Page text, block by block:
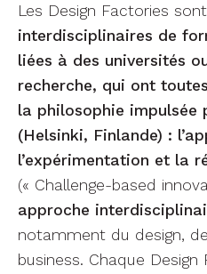
Les Design Factories
interdisciplinaires de
liées à des universités
recherche, qui ont
la philosophie impulsée
(Helsinki, Finlande) :
l’expérimentation et la
(« Challenge-based
approche
notamment du design, de
business. Chaque